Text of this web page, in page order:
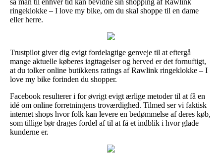
ringeklokke – I love my bike, om du skal shoppe til en dame
eller herre.
Trustpilot giver dig evigt fordelagtige genveje til at eftergå
mange aktuelle køberes iagttagelser og herved er det fornuftigt,
at du tolker online butikkens ratings af Rawlink ringeklokke – I
love my bike forinden du shopper.
Facebook resulterer i for øvrigt evigt ærlige metoder til at få en
idé om online forretningens troværdighed. Tilmed ser vi faktisk
internet shops hvor folk kan levere en bedømmelse af deres køb,
som tillige bør drages fordel af til at få et indblik i hvor glade
kunderne er.